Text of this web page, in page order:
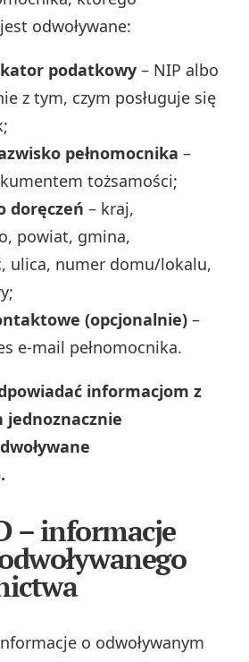
odwoływane:
podatkowy – NIP albo
z tym, czym posługuje się
pełnomocnika –
tożsamości;
doręczeń – kraj,
powiat, gmina,
ulica, numer domu/lokalu,
(opcjonalnie) –
e‑mail pełnomocnika.
informacjom z
jednoznacznie
– informacje
o odwoływanym